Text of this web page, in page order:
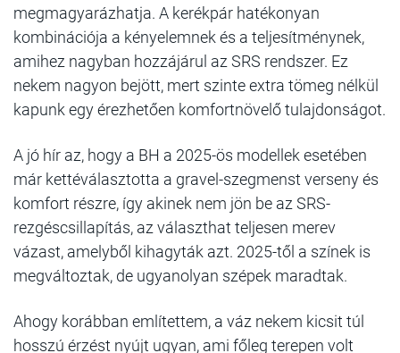
megmagyarázhatja. A kerékpár hatékonyan
kombinációja a kényelemnek és a teljesítménynek,
amihez nagyban hozzájárul az SRS rendszer. Ez
nekem nagyon bejött, mert szinte extra tömeg nélkül
kapunk egy érezhetően komfortnövelő tulajdonságot.
A jó hír az, hogy a BH a 2025-ös modellek esetében
már kettéválasztotta a gravel-szegmenst verseny és
komfort részre, így akinek nem jön be az SRS-
rezgéscsillapítás, az választhat teljesen merev
vázast, amelyből kihagyták azt. 2025-től a színek is
megváltoztak, de ugyanolyan szépek maradtak.
Ahogy korábban említettem, a váz nekem kicsit túl
hosszú érzést nyújt ugyan, ami főleg terepen volt